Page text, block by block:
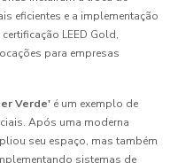
eficientes e a implementação
LEED Gold,
para empresas
Verde' é um exemplo de
Após uma moderna
seu espaço, mas também
sistemas de